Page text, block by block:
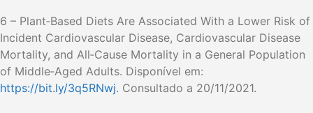
6 – Plant‐Based Diets Are Associated With a Lower Risk of
Incident Cardiovascular Disease, Cardiovascular Disease
Mortality, and All‐Cause Mortality in a General Population
of Middle‐Aged Adults. Disponível em:
https://bit.ly/3q5RNwj. Consultado a 20/11/2021.